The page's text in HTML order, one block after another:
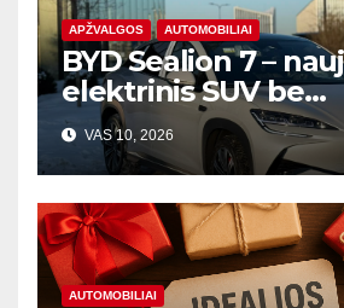
APŽVALGOS AUTOMOBILIAI
BYD Sealion 7 –
elektrinis SUV be
kompromisų
VAS 10, 2026
AUTOMOBILIAI